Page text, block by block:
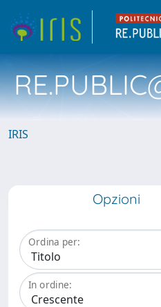
IRIS
Opzioni
Ordina per:
In ordine: